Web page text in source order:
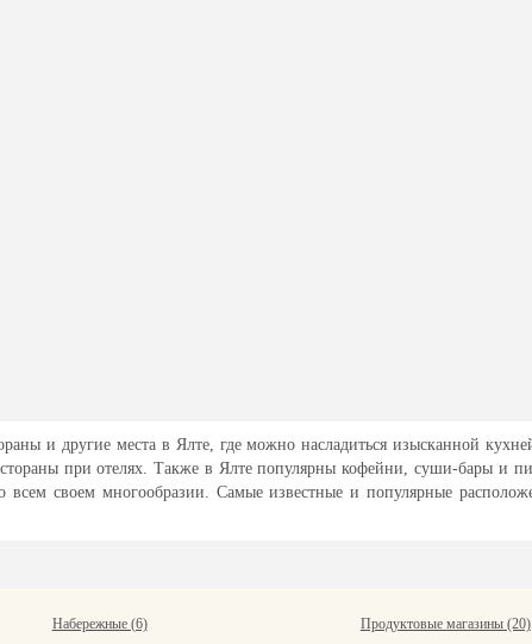
и другие места в Ялте, где можно насладиться изысканной
при отелях. Также в Ялте популярны кофейни, суши-бары и
своем многообразии. Самые известные и популярные
Набережные (6)
Продуктовые магазины (20)